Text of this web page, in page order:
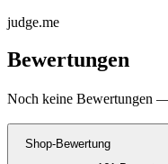
judge.me
Bewertungen
Noch keine Bewertungen
Shop-Bewertung